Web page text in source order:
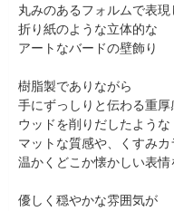
丸みのあるフォルムで表現
折り紙のような立体的な
アートなバードの壁飾り
樹脂製でありながら
手にずっしりと伝わる重厚
ウッドを削りだしたような
マットな質感や、くすみカ
温かくどこか懐かしい表
優しく穏やかな雰囲気が